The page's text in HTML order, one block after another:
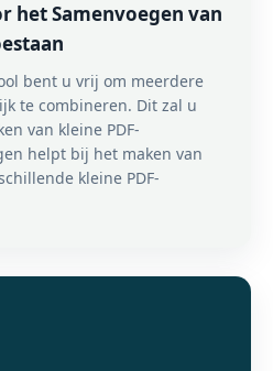
het Samenvoegen van
bent u vrij om meerdere
te combineren. Dit zal u
van kleine PDF-
helpt bij het maken van
kleine PDF-